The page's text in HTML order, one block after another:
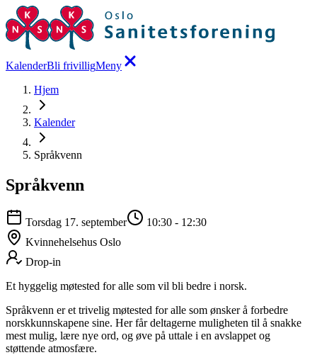
KalenderBli frivilligMeny
Hjem
Kalender
Språkvenn
Språkvenn
Torsdag 17. september 10:30 - 12:30
Kvinnehelsehus Oslo
Drop-in
Et hyggelig møtested for alle som vil bli bedre i norsk.
Språkvenn er et trivelig møtested for alle som ønsker å forbedre
norskkunnskapene sine. Her får deltagerne muligheten til å snakke
mest mulig, lære nye ord, og øve på uttale i en avslappet og
støttende atmosfære.